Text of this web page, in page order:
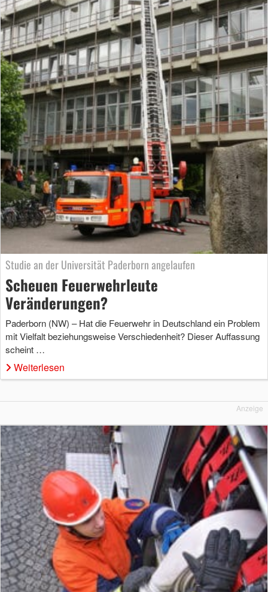
Studie an der Universität Paderborn angelaufen
Scheuen Feuerwehrleute
Veränderungen?
Paderborn (NW) – Hat die Feuerwehr in Deutschland ein Problem
mit Vielfalt beziehungsweise Verschiedenheit? Dieser Auffassung
scheint …
Weiterlesen
Anzeige